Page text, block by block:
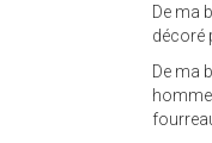
De ma
décoré
De ma